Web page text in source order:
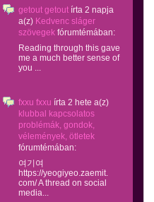
getout getout írta 2 napja
a(z) Kedvenc sláger
szövegek fórumtémában:
Reading through this gave
me a much better sense of
you ...
fxxu fxxu írta 2 hete a(z)
klubbal kapcsolatos
problémák, gondok,
vélemények, ötletek
fórumtémában:
여기여
https://yeogiyeo.zaemit.
com/ A thread on social
media...